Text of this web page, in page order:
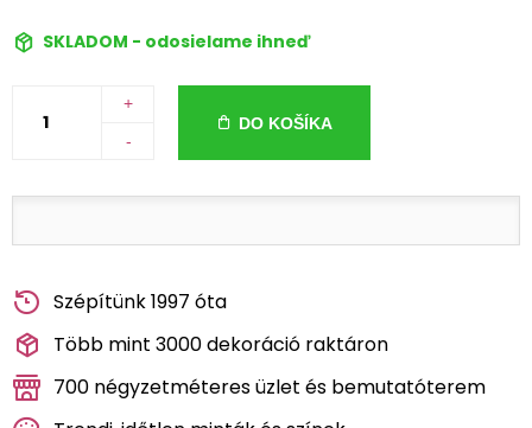
SKLADOM - odosielame ihneď
+
-
DO KOŠÍKA
Szépítünk 1997 óta
Több mint 3000 dekoráció raktáron
700 négyzetméteres üzlet és bemutatóterem